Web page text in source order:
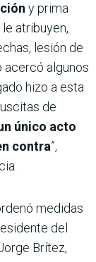
y prima
atribuyen,
lesión de
acercó algunos
hizo a esta
de
único acto
contra”,
medidas
del
Brítez,